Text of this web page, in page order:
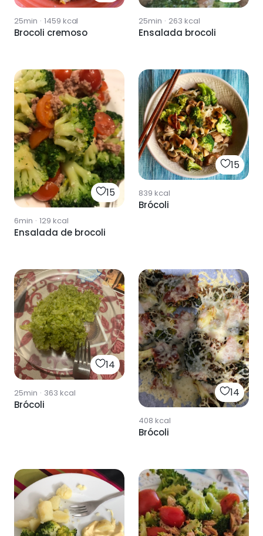
25min · 1459 kcal
Brocoli cremoso
25min · 263 kcal
Ensalada brocoli
15
6min · 129 kcal
Ensalada de brocoli
15
839 kcal
Brócoli
14
25min · 363 kcal
Brócoli
14
408 kcal
Brócoli